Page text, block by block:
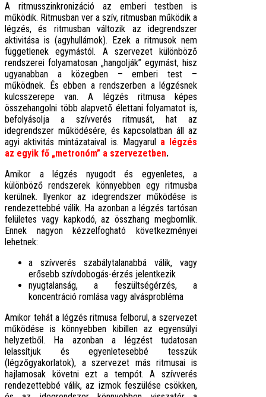
A ritmusszinkronizáció az emberi testben is
működik. Ritmusban ver a szív, ritmusban működik a
légzés, és ritmusban változik az idegrendszer
aktivitása is (agyhullámok). Ezek a ritmusok nem
függetlenek egymástól. A szervezet különböző
rendszerei folyamatosan „hangolják” egymást, hisz
ugyanabban a közegben – emberi test –
működnek. És ebben a rendszerben a légzésnek
kulcsszerepe van. A légzés ritmusa képes
összehangolni több alapvető élettani folyamatot is,
befolyásolja a szívverés ritmusát, hat az
idegrendszer működésére, és kapcsolatban áll az
agyi aktivitás mintázataival is. Magyarul a légzés
az egyik fő „metronóm” a szervezetben.
Amikor a légzés nyugodt és egyenletes, a
különböző rendszerek könnyebben egy ritmusba
kerülnek. Ilyenkor az idegrendszer működése is
rendezettebbé válik. Ha azonban a légzés tartósan
felületes vagy kapkodó, az összhang megbomlik.
Ennek nagyon kézzelfogható következményei
lehetnek:
a szívverés szabálytalanabbá válik, vagy
erősebb szívdobogás-érzés jelentkezik
nyugtalanság, a feszültségérzés, a
koncentráció romlása vagy alvásprobléma
Amikor tehát a légzés ritmusa felborul, a szervezet
működése is könnyebben kibillen az egyensúlyi
helyzetből. Ha azonban a légzést tudatosan
lelassítjuk és egyenletesebbé tesszük
(légzőgyakorlatok), a szervezet más ritmusai is
hajlamosak követni ezt a tempót. A szívverés
rendezettebbé válik, az izmok feszülése csökken,